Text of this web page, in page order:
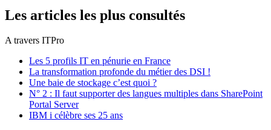
Les articles les plus consultés
A travers ITPro
Les 5 profils IT en pénurie en France
La transformation profonde du métier des DSI !
Une baie de stockage c’est quoi ?
N° 2 : Il faut supporter des langues multiples dans SharePoint
Portal Server
IBM i célèbre ses 25 ans